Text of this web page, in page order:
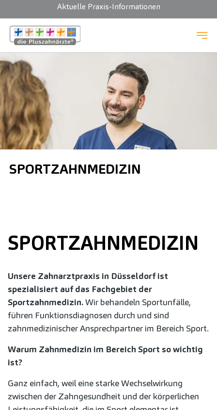
Zum Hauptinhalt springen
Aktuelle Praxis-Informationen
SPORTZAHNMEDIZIN
SPORTZAHNMEDIZIN
Unsere Zahnarztpraxis in Düsseldorf ist
spezialisiert auf das Fachgebiet der
Sportzahnmedizin.Wir behandeln Sportunfälle,
führen Funktionsdiagnosen durch und sind
zahnmedizinischer Ansprechpartner im Bereich Sport.
Warum Zahnmedizin im Bereich Sport so wichtig
ist?
Ganz einfach, weil eine starke Wechselwirkung
zwischen der Zahngesundheit und der körperlichen